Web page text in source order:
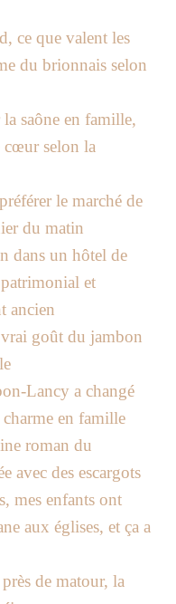
ce que valent les
du brionnais selon
saône en famille,
cœur selon la
le marché de
du matin
dans un hôtel de
et
ancien
goût du jambon
Lancy a changé
en famille
roman du
avec des escargots
mes enfants ont
aux églises, et ça a
de matour, la